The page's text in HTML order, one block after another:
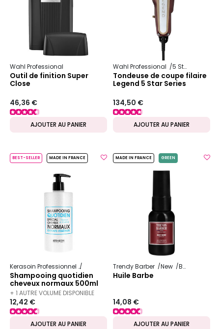
Wahl Professional
Outil de finition Super
Close
46,36 €
AJOUTER AU PANIER
Wahl Professional 5 Star Series
Tondeuse de coupe filaire
Legend 5 Star Series
134,50 €
AJOUTER AU PANIER
BEST-SELLER MADE IN FRANCE
Kerasoin Professionnel Shampooing et soin capillaire Hydratation
Shampooing quotidien
cheveux normaux 500ml
+ 1 AUTRE VOLUME DISPONIBLE
12,42 €
AJOUTER AU PANIER
MADE IN FRANCE GREEN
Trendy Barber New Barbe
Huile Barbe
14,08 €
AJOUTER AU PANIER